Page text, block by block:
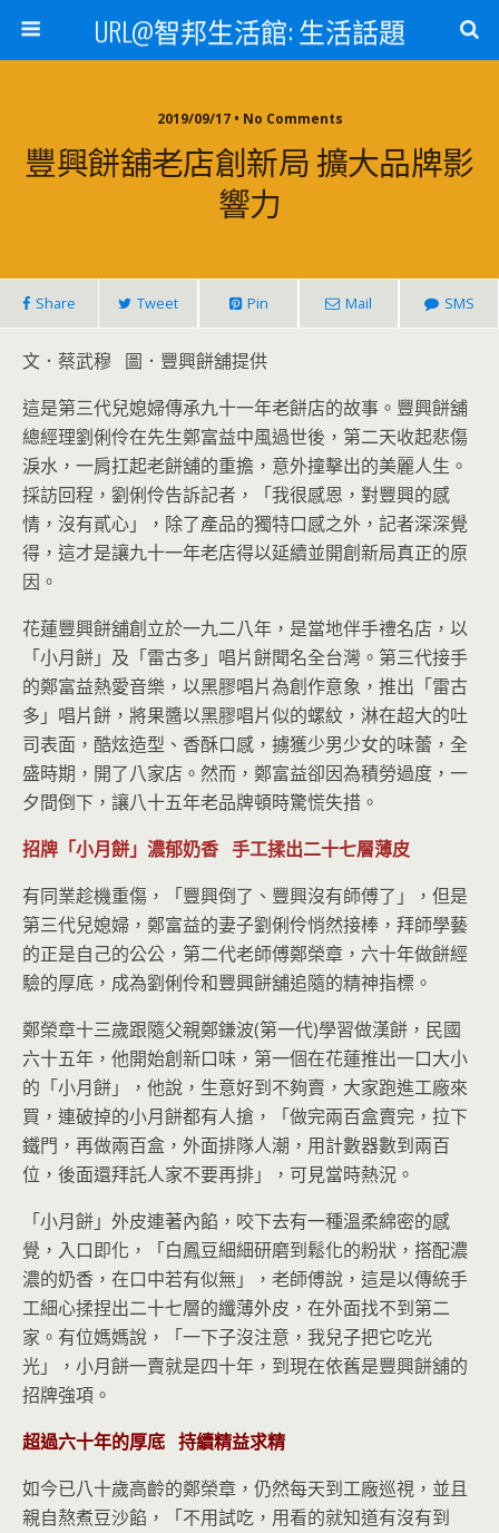
URL@智邦生活館: 生活話題
2019/09/17 • No Comments
豐興餅舖老店創新局 擴大品牌影
響力
Share Tweet Pin Mail SMS
文．蔡武穆 圖．豐興餅舖提供
這是第三代兒媳婦傳承九十一年老餅店的故事。豐興餅舖
總經理劉俐伶在先生鄭富益中風過世後，第二天收起悲傷
淚水，一肩扛起老餅舖的重擔，意外撞擊出的美麗人生。
採訪回程，劉俐伶告訴記者，「我很感恩，對豐興的感
情，沒有貳心」，除了產品的獨特口感之外，記者深深覺
得，這才是讓九十一年老店得以延續並開創新局真正的原
因。
花蓮豐興餅舖創立於一九二八年，是當地伴手禮名店，以
「小月餅」及「雷古多」唱片餅聞名全台灣。第三代接手
的鄭富益熱愛音樂，以黑膠唱片為創作意象，推出「雷古
多」唱片餅，將果醬以黑膠唱片似的螺紋，淋在超大的吐
司表面，酷炫造型、香酥口感，擄獲少男少女的味蕾，全
盛時期，開了八家店。然而，鄭富益卻因為積勞過度，一
夕間倒下，讓八十五年老品牌頓時驚慌失措。
招牌「小月餅」濃郁奶香 手工揉出二十七層薄皮
有同業趁機重傷，「豐興倒了、豐興沒有師傅了」，但是
第三代兒媳婦，鄭富益的妻子劉俐伶悄然接棒，拜師學藝
的正是自己的公公，第二代老師傅鄭榮章，六十年做餅經
驗的厚底，成為劉俐伶和豐興餅舖追隨的精神指標。
鄭榮章十三歲跟隨父親鄭鎌波(第一代)學習做漢餅，民國
六十五年，他開始創新口味，第一個在花蓮推出一口大小
的「小月餅」，他說，生意好到不夠賣，大家跑進工廠來
買，連破掉的小月餅都有人搶，「做完兩百盒賣完，拉下
鐵門，再做兩百盒，外面排隊人潮，用計數器數到兩百
位，後面還拜託人家不要再排」，可見當時熱況。
「小月餅」外皮連著內餡，咬下去有一種溫柔綿密的感
覺，入口即化，「白鳳豆細細研磨到鬆化的粉狀，搭配濃
濃的奶香，在口中若有似無」，老師傅說，這是以傳統手
工細心揉捏出二十七層的纖薄外皮，在外面找不到第二
家。有位媽媽說，「一下子沒注意，我兒子把它吃光
光」，小月餅一賣就是四十年，到現在依舊是豐興餅舖的
招牌強項。
超過六十年的厚底 持續精益求精
如今已八十歲高齡的鄭榮章，仍然每天到工廠巡視，並且
親自熬煮豆沙餡，「不用試吃，用看的就知道有沒有到